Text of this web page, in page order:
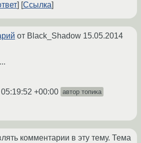
Ссылка
от Black_Shadow 15.05.2014
+00:00 автор топика
комментарии в эту тему. Тема